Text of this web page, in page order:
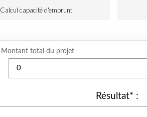
Calcul capacité d'emprunt